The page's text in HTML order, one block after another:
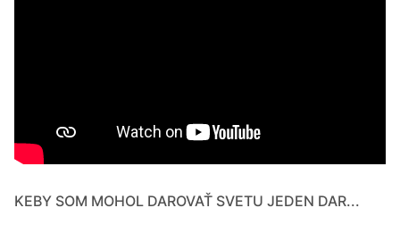
KEBY SOM MOHOL DAROVAŤ SVETU JEDEN DAR...